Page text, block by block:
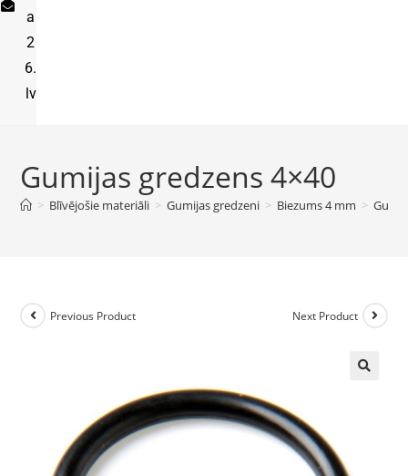
a
2
6.
lv
Gumijas gredzens 4×40
> Blīvējošie materiāli > Gumijas gredzeni > Biezums 4 mm >
Previous Product Next Product